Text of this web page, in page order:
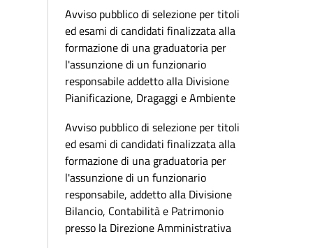
Avviso pubblico di selezione per titoli
ed esami di candidati finalizzata alla
formazione di una graduatoria per
l'assunzione di un funzionario
responsabile addetto alla Divisione
Pianificazione, Dragaggi e Ambiente
Avviso pubblico di selezione per titoli
ed esami di candidati finalizzata alla
formazione di una graduatoria per
l'assunzione di un funzionario
responsabile, addetto alla Divisione
Bilancio, Contabilità e Patrimonio
presso la Direzione Amministrativa